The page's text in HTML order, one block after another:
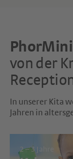
von der
In unserer Kita
Jahren in
2 – 3 Jahre